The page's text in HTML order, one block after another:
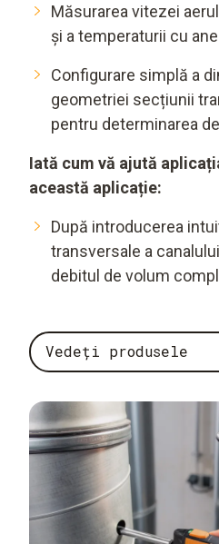
Măsurarea vitezei
și a temperaturii cu
Configurare simplă a
geometriei secțiunii
pentru determinarea
Iată cum vă ajută
această aplicație:
După introducerea
transversale a
debitul de volum
Vedeți produsele